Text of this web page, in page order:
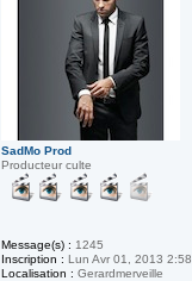
SadMo Prod
Producteur culte
Message(s) : 1245
Inscription : Lun Avr 01, 2013 2:58
Localisation : Gerardmerveille